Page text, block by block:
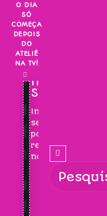
Skip
content
O DIA
SÓ
COMEÇA
DEPOIS
DO
ATELIÊ
NA TV!
INSCREVA-
SE!
Inscreva-
se
para
receber
novidades!